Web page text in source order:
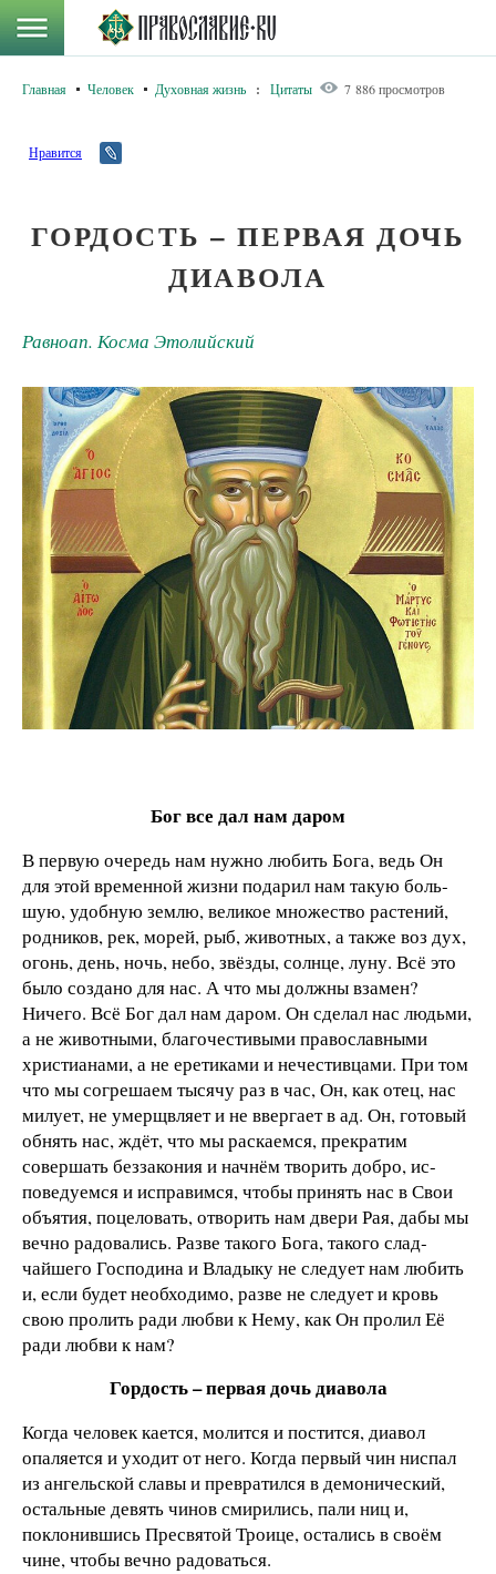
Главная Человек Духовная жизнь : Цитаты 7 886 просмотров
Нравится
ГОРДОСТЬ – ПЕРВАЯ ДОЧЬ
ДИАВОЛА
Равноап. Косма Этолийский
Бог все дал нам даром
В первую очередь нам нужно любить Бога, ведь Он
для этой временной жизни подарил нам такую боль­
шую, удобную землю, великое множество растений,
родников, рек, морей, рыб, животных, а также воз­ дух,
огонь, день, ночь, небо, звёзды, солнце, луну. Всё это
было создано для нас. А что мы должны взамен?
Ничего. Всё Бог дал нам даром. Он сделал нас людь­ми,
а не животными, благочестивыми православны­ми
христианами, а не еретиками и нечестивцами. При том
что мы согрешаем тысячу раз в час, Он, как отец, нас
милует, не умерщвляет и не ввергает в ад. Он, го­товый
обнять нас, ждёт, что мы раскаемся, прекратим
совершать беззакония и начнём творить добро, ис­
поведуемся и исправимся, чтобы принять нас в Свои
объятия, поцеловать, отворить нам двери Рая, дабы мы
вечно радовались. Разве такого Бога, такого слад­
чайшего Господина и Владыку не следует нам любить
и, если будет необходимо, разве не следует и кровь
свою пролить ради любви к Нему, как Он пролил Её
ради любви к нам?
Гордость– первая дочь диавола
Когда че­ловек кается, молится и постится, диавол
опаляется и уходит от него. Когда первый чин ниспал
из ангельской славы и превратился в демонический,
остальные девять чинов смирились, пали ниц и,
поклонившись Пресвятой Трои­це, остались в своём
чине, чтобы вечно радоваться.